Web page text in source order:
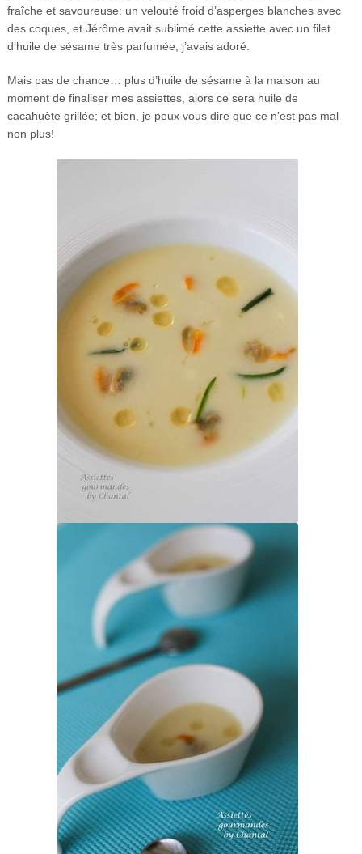
fraîche et savoureuse: un velouté froid d’asperges blanches avec
des coques, et Jérôme avait sublimé cette assiette avec un filet
d’huile de sésame très parfumée, j’avais adoré.
Mais pas de chance… plus d’huile de sésame à la maison au
moment de finaliser mes assiettes, alors ce sera huile de
cacahuète grillée; et bien, je peux vous dire que ce n’est pas mal
non plus!